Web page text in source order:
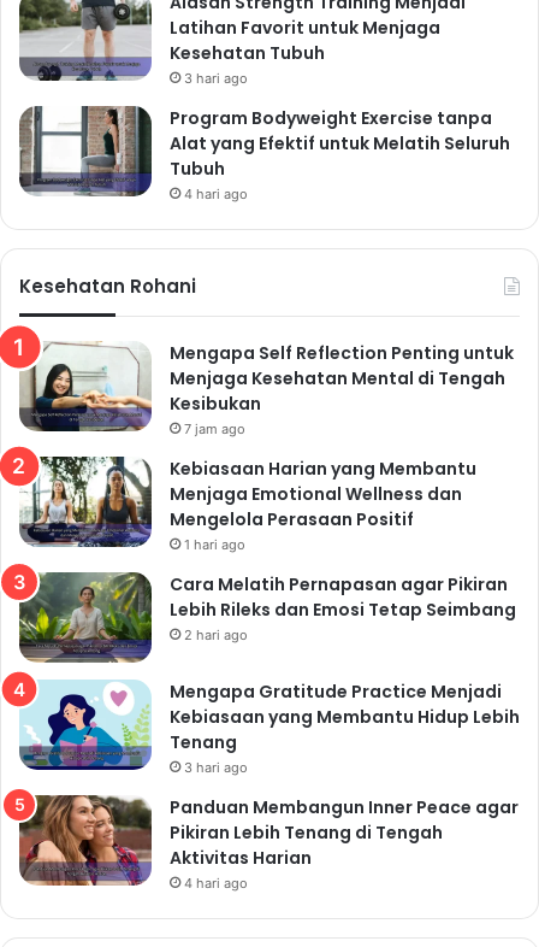
Latihan Favorit untuk Menjaga
Kesehatan Tubuh
3 hari ago
Program Bodyweight Exercise tanpa
Alat yang Efektif untuk Melatih Seluruh
Tubuh
4 hari ago
Kesehatan Rohani
Mengapa Self Reflection Penting untuk
Menjaga Kesehatan Mental di Tengah
Kesibukan
7 jam ago
Kebiasaan Harian yang Membantu
Menjaga Emotional Wellness dan
Mengelola Perasaan Positif
1 hari ago
Cara Melatih Pernapasan agar Pikiran
Lebih Rileks dan Emosi Tetap Seimbang
2 hari ago
Mengapa Gratitude Practice Menjadi
Kebiasaan yang Membantu Hidup Lebih
Tenang
3 hari ago
Panduan Membangun Inner Peace agar
Pikiran Lebih Tenang di Tengah
Aktivitas Harian
4 hari ago